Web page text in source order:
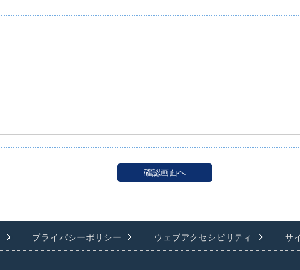
プライバシーポリシー ウェブアクセシビリティ サ